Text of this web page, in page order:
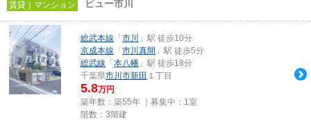
賃貸｜マンション ビュー市川
総武本線 「 市川
」駅 徒歩10分
京成本線 「 市川真間 」駅 徒歩5分
総武線 「 本八幡 」駅 徒歩18分
千葉県市川市新田 １丁目
5.8万円
築年数：築55年 ｜募集中： 1室
階数：3階建